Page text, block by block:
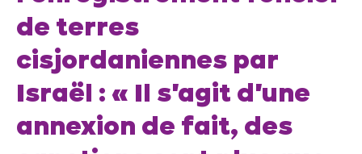
de terres
cisjordaniennes par
Israël : « Il s'agit d'une
annexion de fait, des